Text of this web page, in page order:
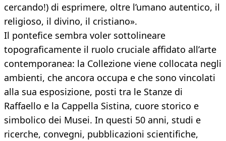
cercando!) di esprimere, oltre l’umano autentico, il
religioso, il divino, il cristiano».
Il pontefice sembra voler sottolineare
topograficamente il ruolo cruciale affidato all’arte
contemporanea: la Collezione viene collocata negli
ambienti, che ancora occupa e che sono vincolati
alla sua esposizione, posti tra le Stanze di
Raffaello e la Cappella Sistina, cuore storico e
simbolico dei Musei. In questi 50 anni, studi e
ricerche, convegni, pubblicazioni scientifiche,